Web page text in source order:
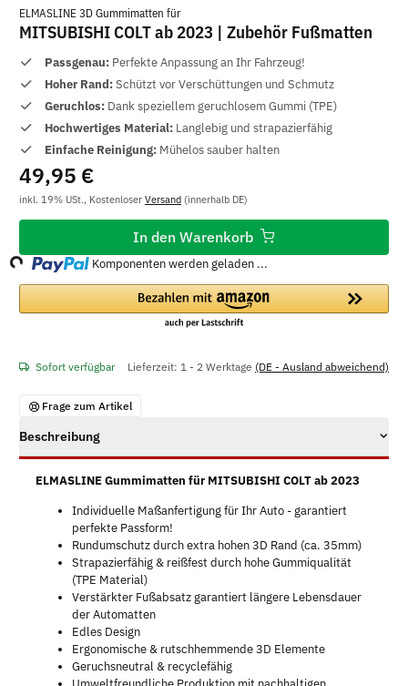
ELMASLINE 3D Gummimatten für
MITSUBISHI COLT ab 2023 | Zubehör Fußmatten
Passgenau: Perfekte Anpassung an Ihr Fahrzeug!
Hoher Rand:Schützt vor Verschüttungen und Schmutz
Geruchlos: Dank speziellem geruchlosem Gummi (TPE)
Hochwertiges Material: Langlebig und strapazierfähig
Einfache Reinigung: Mühelos sauber halten
49,95 €
inkl. 19% USt., Kostenloser Versand (innerhalb DE)
In den Warenkorb
Komponenten werden geladen ...
Sofort verfügbar Lieferzeit: 1 - 2 Werktage (DE - Ausland abweichend)
Frage zum Artikel
Beschreibung
ELMASLINE Gummimatten für MITSUBISHI COLT ab 2023
Individuelle Maßanfertigung für Ihr Auto - garantiert
perfekte Passform!
Rundumschutz durch extra hohen 3D Rand (ca. 35mm)
Strapazierfähig & reißfest durch hohe Gummiqualität
(TPE Material)
Verstärkter Fußabsatz garantiert längere Lebensdauer
der Automatten
Edles Design
Ergonomische & rutschhemmende 3D Elemente
Geruchsneutral & recyclefähig